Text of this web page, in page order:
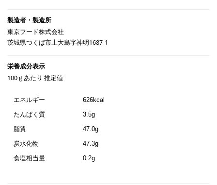
東京フード株式会社
茨城県つくば市上大島字神明1687-1
100ｇあたり 推定値
エネルギー 626kcal
たんぱく質 3.5g
脂質 47.0g
炭水化物 47.3g
食塩相当量 0.2g